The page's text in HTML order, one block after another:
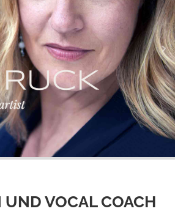
VOCAL COACH